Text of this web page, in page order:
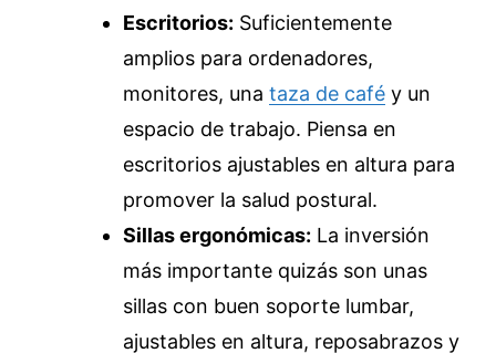
Escritorios: Suficientemente
amplios para ordenadores,
monitores, una taza de café y un
espacio de trabajo. Piensa en
escritorios ajustables en altura para
promover la salud postural.
Sillas ergonómicas: La inversión
más importante quizás son unas
sillas con buen soporte lumbar,
ajustables en altura, reposabrazos y